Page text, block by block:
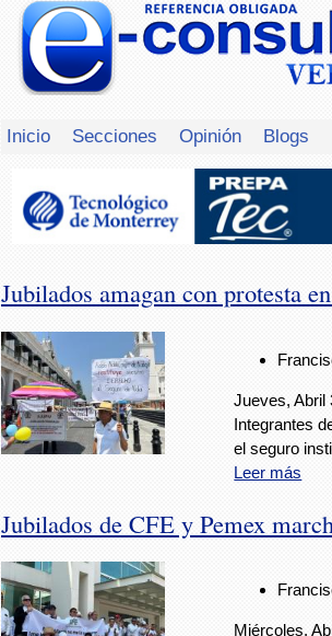
Inicio Secciones Opinión Blogs
Jubilados amagan con protesta
Jueves, Abril
Integrantes
el seguro
Leer más
Jubilados de CFE y Pemex
Miércoles,